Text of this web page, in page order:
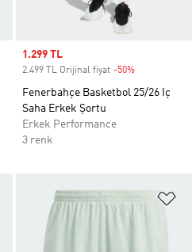
Sale price
1.299 TL
2.499 TL Orijinal fiyat -50%
Fenerbahçe Basketbol 25/26 Iç
Saha Erkek Şortu
Erkek Performance
3 renk
Favori Listesine Ekle